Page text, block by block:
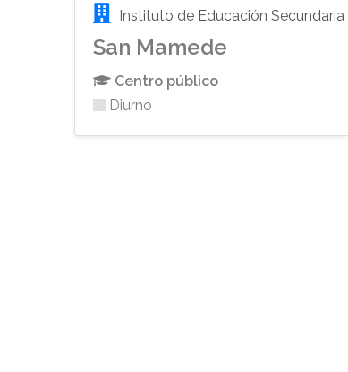
Instituto de Educación Secundaria
San Mamede
Centro público
Diurno